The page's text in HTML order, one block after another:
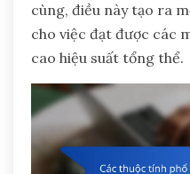
cùng, điều này tạo ra
cho việc đạt được các
cao hiệu suất tổng thể.